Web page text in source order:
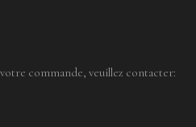
commande, veuillez contacter: